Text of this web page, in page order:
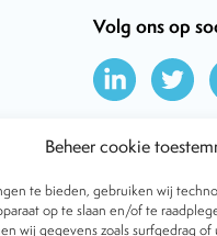
Beheer cookie
te bieden, gebruiken wij
op te slaan en/of te
wij gegevens zoals surfgedrag of
Volg ons op